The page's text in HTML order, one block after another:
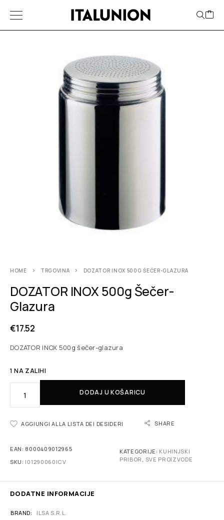
HOME TRGOVINA DOZATOR INOX 500G ŠEČER-GLAZURA
DOZATOR INOX 500g Šečer-
Glazura
€17.52
DOZATOR INOX 500g šečer-glazura
1 NA ZALIHI
DODAJ U KOŠARICU
AGGIUNGI ALLA LISTA DEI DESIDERI SHARE
EAN: 8000409012965
SKU: I01290060ICV
KATEGORIJE: KUHINJSKI
PRIBOR , SVE PROIZVODE
DODATNE INFORMACIJE
BRAND ILSA S.R.L.